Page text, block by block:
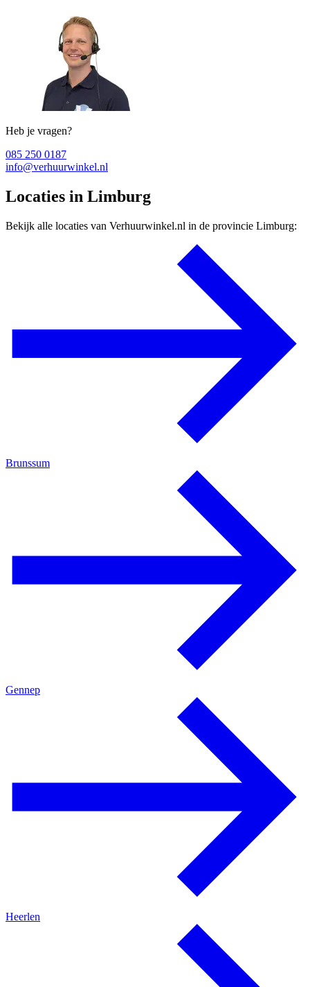
Heb je vragen?
085 250 0187
info@verhuurwinkel.nl
Locaties in Limburg
Bekijk alle locaties van Verhuurwinkel.nl in de provincie Limburg:
Brunssum
Gennep
Heerlen